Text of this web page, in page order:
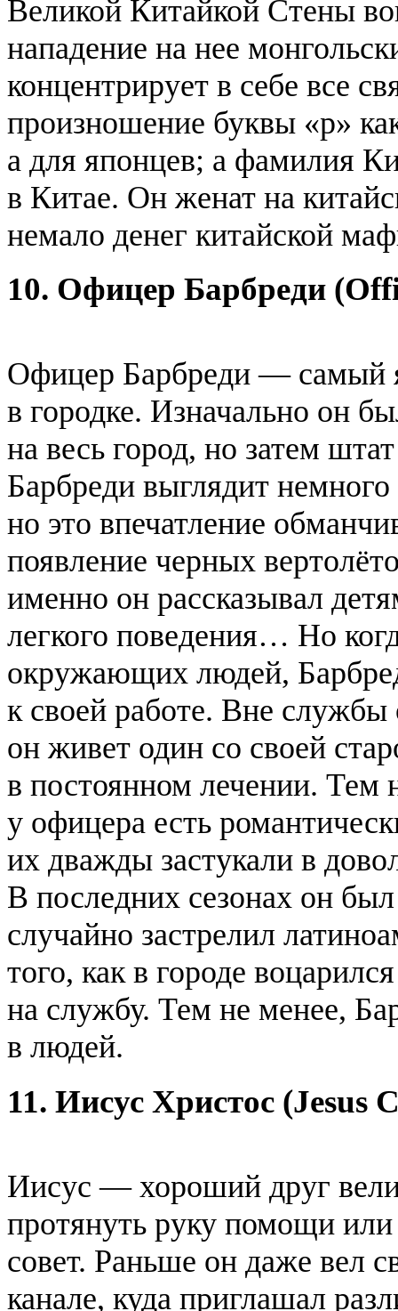
Великой Китайкой Стены
нападение на нее
концентрирует в себе все
произношение буквы «р»
а для японцев; а фамилия
в Китае. Он женат на
немало денег китайской
10. Офицер Барбреди
Офицер Барбреди — самый
в городке. Изначально он
на весь город, но затем
Барбреди выглядит
но это впечатление
появление черных
именно он рассказывал
легкого поведения… Но
окружающих людей,
к своей работе. Вне
он живет один со своей
в постоянном лечении. Тем
у офицера есть
их дважды застукали в
В последних сезонах он
случайно застрелил
того, как в городе
на службу. Тем не менее,
в людей.
11. Иисус Христос (Jesus
Иисус — хороший друг
протянуть руку помощи
совет. Раньше он даже вел
канале, куда приглашал